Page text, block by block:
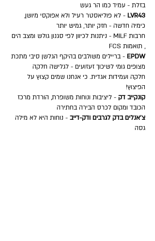
בזלת - עמיד כמו הר געש
LVR43 - לא פוליאסטר רעיל ולא אפוקסי מיושן,
כימיה חדשה - חזק יותר, גמיש יותר
חרבות MILF - ניתנות לכיוון לפי סגנון גולש ומצב הים
, תואמות FCS
EPDW - בריילים משולבים בהיקף הגלשן סיבי מתכת
מצופים גומי לשיכוך זעזועים - לגלישה חלקה
חלקה ועמידות אגדית. כי אנחנו שמים קצוץ על
הפיצוץ!
קונקייב דק - ליציבות ונוחות משופרת, הורדת מרכז
הכובד ומקום לכרס הבירה בחתירה
צ'אנלים בדק לגרבים ודק-דייב - נוחות היא לא מילה
גסה